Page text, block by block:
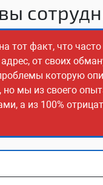
тот факт, что
от своих
которую
мы из своего
а из 100%